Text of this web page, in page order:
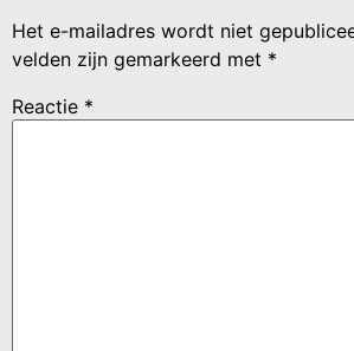
Het e-mailadres wordt niet
velden zijn gemarkeerd met *
Reactie *